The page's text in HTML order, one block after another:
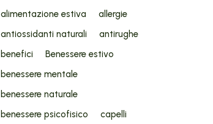
alimentazione estiva
allergie
antiossidanti naturali
antirughe
benefici
Benessere estivo
benessere mentale
benessere naturale
benessere psicofisico
capelli